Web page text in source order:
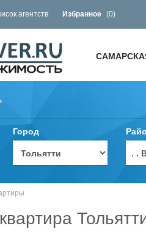
агентств Избранное (0)
Город
. .